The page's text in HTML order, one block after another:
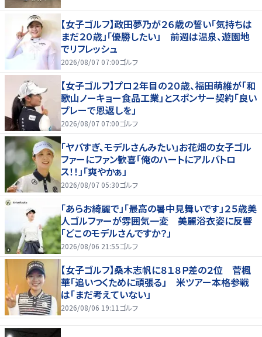
【女子ゴルフ】政田夢乃が２６歳の誓い「気持ちは
まだ２０歳」「優勝したい」 前週は温泉、遊園地
でリフレッシュ
2026/08/07 07:00ゴルフ
【女子ゴルフ】プロ２年目の２０歳、福田萌維が「和
歌山ノーキョー食品工業」とスポンサー契約「良い
プレーで恩返しを」
2026/08/07 07:00ゴルフ
「ヤバすぎ、モデルさんみたい」お花畑の女子ゴル
ファーにファン歓喜「俺のハートにアルバトロ
ス！！」「爽やかぁ」
2026/08/07 05:30ゴルフ
「あらお綺麗で」「最高の暑中見舞いです」２５歳美
人ゴルファーが雰囲気一変 美麗浴衣姿に反響
「どこのモデルさんですか？」
2026/08/06 21:55ゴルフ
【女子ゴルフ】桑木志帆に８１８Ｐ差の２位 菅楓
華「追いつくために頑張る」 米ツアー本格参戦
は「まだ考えていない」
2026/08/06 19:11 ゴルフ